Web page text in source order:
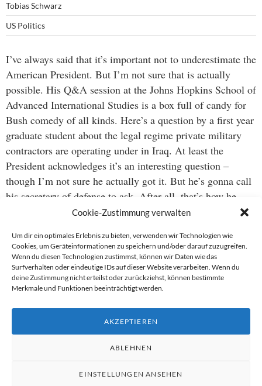
Cookie-Zustimmung verwalten
Um dir ein optimales Erlebnis zu bieten, verwenden wir Technologien wie
Cookies, um Geräteinformationen zu speichern und/oder darauf zuzugreifen.
Wenn du diesen Technologien zustimmst, können wir Daten wie das
Surfverhalten oder eindeutige IDs auf dieser Website verarbeiten. Wenn du
deine Zustimmung nicht erteilst oder zurückziehst, können bestimmte
Merkmale und Funktionen beeinträchtigt werden.
AKZEPTIEREN
ABLEHNEN
EINSTELLUNGEN ANSEHEN
Tobias Schwarz
US Politics
I’ve always said that it’s important not to underestimate the
American President. But I’m not sure that is actually
possible. His Q&A session at the Johns Hopkins School of
Advanced International Studies is a box full of candy for
Bush comedy of all kinds. Here’s a question by a first year
graduate student about the legal regime private military
contractors are operating under in Iraq. At least the
President acknowledges it’s an interesting question –
though I’m not sure he actually got it. But he’s gonna call
his secretary of defense to ask. After all, that’s how he
governs… quite right.
Beitragsnavigation
→
←